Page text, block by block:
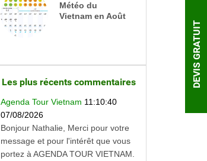
Météo du
Vietnam en Août
Les plus récents commentaires
Agenda Tour Vietnam 11:10:40
07/08/2026
Bonjour Nathalie, Merci pour votre
message et pour l'intérêt que vous
portez à AGENDA TOUR VIETNAM.
DEVIS GRATUIT